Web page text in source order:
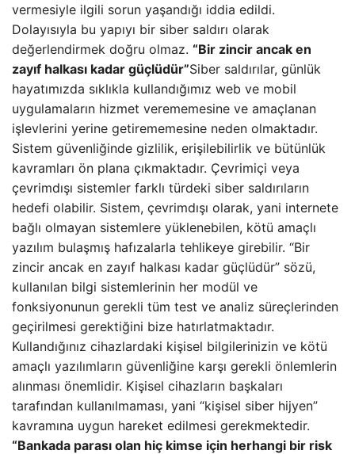
vermesiyle ilgili sorun yaşandığı iddia edildi.
Dolayısıyla bu yapıyı bir siber saldırı olarak
değerlendirmek doğru olmaz. “Bir zincir ancak en
zayıf halkası kadar güçlüdür”Siber saldırılar, günlük
hayatımızda sıklıkla kullandığımız web ve mobil
uygulamaların hizmet verememesine ve amaçlanan
işlevlerini yerine getirememesine neden olmaktadır.
Sistem güvenliğinde gizlilik, erişilebilirlik ve bütünlük
kavramları ön plana çıkmaktadır. Çevrimiçi veya
çevrimdışı sistemler farklı türdeki siber saldırıların
hedefi olabilir. Sistem, çevrimdışı olarak, yani internete
bağlı olmayan sistemlere yüklenebilen, kötü amaçlı
yazılım bulaşmış hafızalarla tehlikeye girebilir. “Bir
zincir ancak en zayıf halkası kadar güçlüdür” sözü,
kullanılan bilgi sistemlerinin her modül ve
fonksiyonunun gerekli tüm test ve analiz süreçlerinden
geçirilmesi gerektiğini bize hatırlatmaktadır.
Kullandığınız cihazlardaki kişisel bilgilerinizin ve kötü
amaçlı yazılımların güvenliğine karşı gerekli önlemlerin
alınması önemlidir. Kişisel cihazların başkaları
tarafından kullanılmaması, yani “kişisel siber hijyen”
kavramına uygun hareket edilmesi gerekmektedir.
“Bankada parası olan hiç kimse için herhangi bir risk